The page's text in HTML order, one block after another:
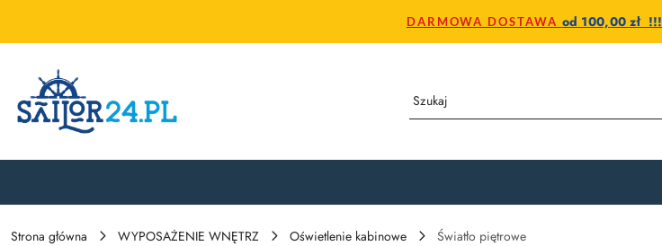
DARMOWA DOSTAWA od 100,00 zł !!!
Strona główna WYPOSAŻENIE WNĘTRZ Oświetlenie kabinowe Światło piętrowe